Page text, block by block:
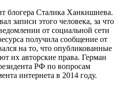
блогера Сталика Ханкишиева.
записи этого человека, за что
от социальной сети
получила сообщение от
на то, что опубликованные
их авторские права. Герман
РФ по вопросам
интернета в 2014 году.